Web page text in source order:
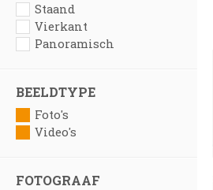
Staand
Vierkant
Panoramisch
BEELDTYPE
Foto's
Video's
FOTOGRAAF